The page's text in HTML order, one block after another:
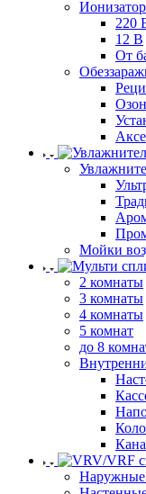
220
12 В
От
Мойки
2 комнаты
3 комнаты
4 комнаты
5 комнат
до 8
Наружные